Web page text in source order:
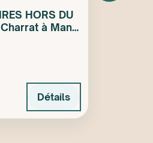
HORS DU
à Manif
Détails